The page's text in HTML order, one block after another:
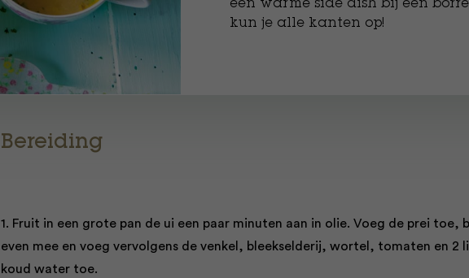
een warme side dish bij een
kun je alle kanten op!
Bereiding
1. Fruit in een grote pan de ui een paar minuten aan in olie. Voeg de prei toe,
even mee en voeg vervolgens de venkel, bleekselderij, wortel, tomaten en 2
koud water toe.